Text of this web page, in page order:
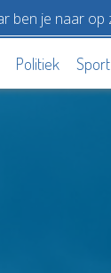
Politiek Sport